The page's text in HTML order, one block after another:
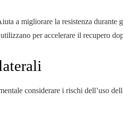
a migliorare la resistenza durante
per accelerare il recupero
considerare i rischi dell’uso